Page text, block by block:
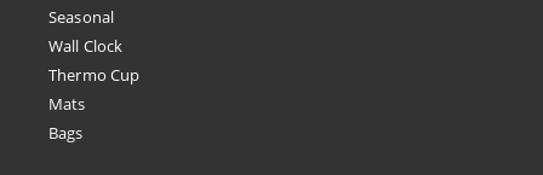
Seasonal
Wall Clock
Thermo Cup
Mats
Bags